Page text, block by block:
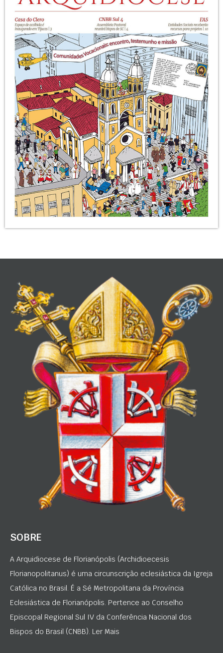
SOBRE
A Arquidiocese de Florianópolis (Archidioecesis
Florianopolitanus) é uma circunscrição eclesiástica da Igreja
Católica no Brasil. É a Sé Metropolitana da Província
Eclesiástica de Florianópolis. Pertence ao Conselho
Episcopal Regional Sul IV da Conferência Nacional dos
Bispos do Brasil (CNBB). Ler Mais